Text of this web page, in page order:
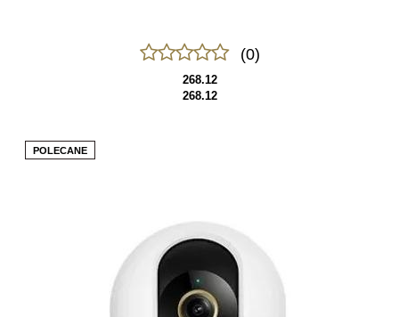
(0)
268.12
268.12
POLECANE